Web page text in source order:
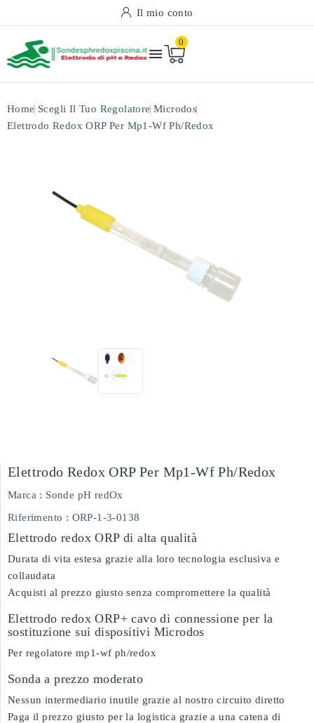
Il mio conto

0
Home Scegli Il Tuo Regolatore Microdos
Elettrodo Redox ORP Per Mp1-Wf Ph/redox
Elettrodo Redox ORP Per Mp1-Wf Ph/redox
Marca : Sonde pH redOx
Riferimento : ORP-1-3-0138
Elettrodo redox ORP di alta qualità
Durata di vita estesa grazie alla loro tecnologia esclusiva e
collaudata
Acquisti al prezzo giusto senza compromettere la qualità
Elettrodo redox ORP+ cavo di connessione per la
sostituzione sui dispositivi Microdos
Per regolatore mp1-wf ph/redox
Sonda a prezzo moderato
Nessun intermediario inutile grazie al nostro circuito diretto
Paga il prezzo giusto per la logistica grazie a una catena di